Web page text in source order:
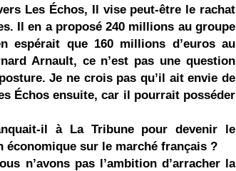
Les Échos, Il vise peut-être le rachat
Il en a proposé 240 millions au groupe
espérait que 160 millions d’euros au
Arnault, ce n’est pas une question
Je ne crois pas qu’il ait envie de
Échos ensuite, car il pourrait posséder
il à La Tribune pour devenir le
économique sur le marché français ?
n’avons pas l’ambition d’arracher la